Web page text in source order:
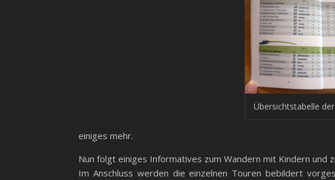
Übersichtstabelle
einiges mehr.
Nun folgt einiges Informatives zum Wandern mit Kindern und
Im Anschluss werden die einzelnen Touren bebildert